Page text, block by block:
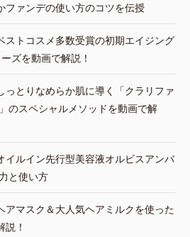
ファンデの使い方のコツを伝授
ストコスメ多数受賞の初期エイジング
ズを動画で解説！
っとりなめらか肌に導く「クラリファ
のスペシャルメソッドを動画で解
イルイン先行型美容液オルビスアンバ
と使い方
アマスク＆大人気ヘアミルクを使った
！